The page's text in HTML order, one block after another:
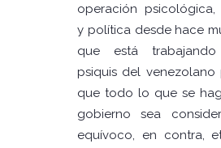
operación psicológica,
y política desde hace
que está
psiquis del venezolano
que todo lo que se
gobierno sea
equívoco, en contra,